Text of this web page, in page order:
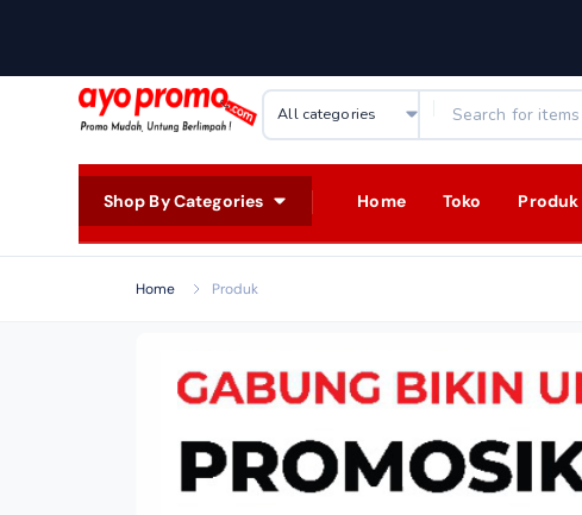
Shop By Categories Home Toko Produk
Home Produk